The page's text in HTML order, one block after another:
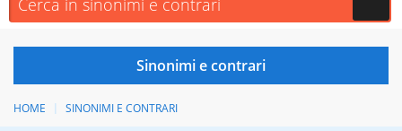
HOME SINONIMI E CONTRARI